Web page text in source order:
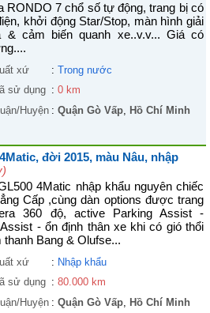
RONDO 7 chổ số tự động, trang bị có
khởi động Star/Stop, màn hình giải
& cảm biến quanh xe..v.v... Giá có
xứ : Trong nước
sử dụng : 0 km
Huyện : Quận Gò Vấp, Hồ Chí Minh
đời 2015, màu Nâu, nhập
4Matic nhập khẩu nguyên chiếc
Cấp ,cùng dàn options được trang
360 độ, active Parking Assist -
- ổn định thân xe khi có gió thổi
thanh Bang & Olufse...
xứ : Nhập khẩu
sử dụng : 80.000 km
Huyện : Quận Gò Vấp, Hồ Chí Minh